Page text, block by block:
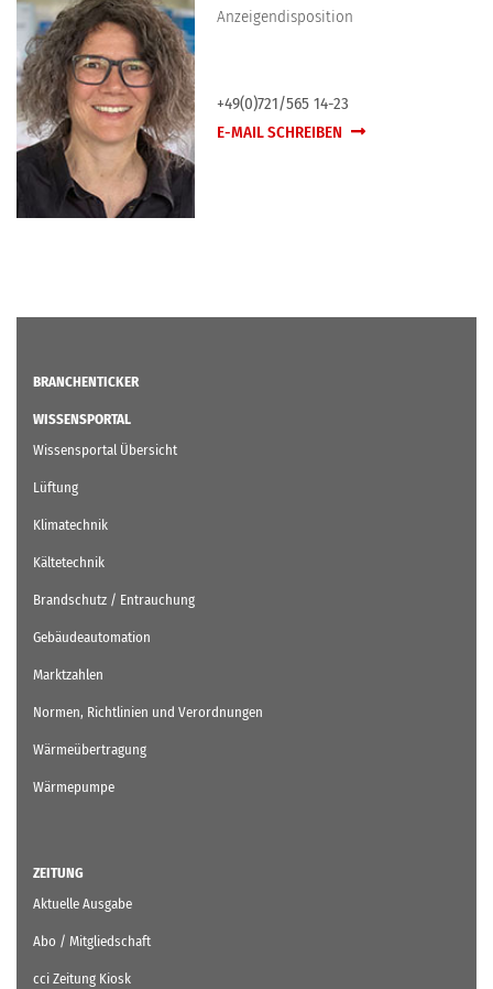
Anzeigendisposition
+49(0)721/565 14-23
E-MAIL SCHREIBEN
BRANCHENTICKER
WISSENSPORTAL
Wissensportal Übersicht
Lüftung
Klimatechnik
Kältetechnik
Brandschutz / Entrauchung
Gebäudeautomation
Marktzahlen
Normen, Richtlinien und Verordnungen
Wärmeübertragung
Wärmepumpe
ZEITUNG
Aktuelle Ausgabe
Abo / Mitgliedschaft
cci Zeitung Kiosk